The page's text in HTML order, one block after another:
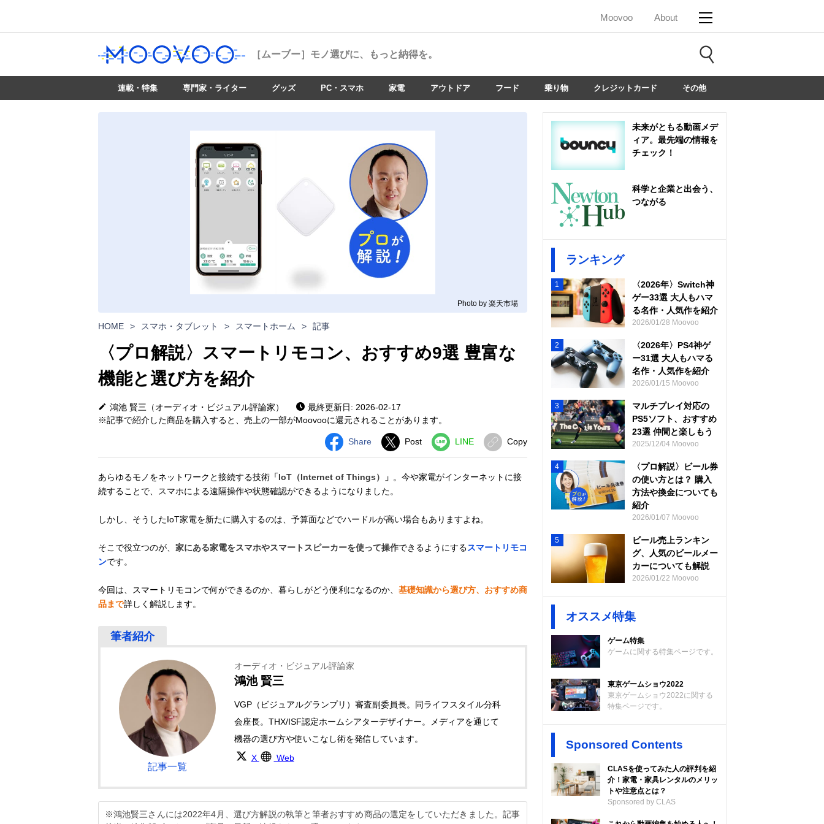
Moovoo About
［ムーブー］ モノ選びに、もっと納得を。
連載・特集 専門家・ライター グッズ PC・スマホ 家電 アウトドア フード 乗り物 クレジットカード その他
Photo by 楽天市場
HOME > スマホ・タブレット > スマートホーム > 記事
〈プロ解説〉スマートリモコン、おすすめ9選 豊富な
機能と選び方を紹介
鴻池 賢三（オーディオ・ビジュアル評論家）
最終更新日: 2026-02-17
※記事で紹介した商品を購入すると、売上の一部がMoovooに還元されることがあります。
Share Post LINE Copy
あらゆるモノをネットワークと接続する技術「IoT（Internet of Things）」 。今や家電がインターネットに接
続することで、スマホによる遠隔操作や状態確認ができるようになりました。
しかし、そうしたIoT家電を新たに購入するのは、予算面などでハードルが高い場合もありますよね。
そこで役立つのが、 家にある家電をスマホやスマートスピーカーを使って操作できるようにするスマートリモコ
ンです。
今回は、スマートリモコンで何ができるのか、暮らしがどう便利になるのか、 基礎知識から選び方、おすすめ商
品まで詳しく解説します。
記事一覧
オーディオ・ビジュアル評論家
鴻池 賢三
VGP（ビジュアルグランプリ）審査副委員長。同ライフスタイル分科
会座長。THX/ISF認定ホームシアターデザイナー。メディアを通じて
機器の選び方や使いこなし術を発信しています。
X
Web
※鴻池賢三さんには2022年4月、選び方解説の執筆と筆者おすすめ商品の選定をしていただきました。記事
未来がともる動画メデ
ィア。最先端の情報を
チェック！
科学と企業と出会う、
つながる
ランキング
1
〈2026年〉Switch神
ゲー33選 大人もハマ
る名作・人気作を紹介
2026/01/28 Moovoo
2
〈2026年〉PS4神ゲ
ー31選 大人もハマる
名作・人気作を紹介
2026/01/15 Moovoo
3
マルチプレイ対応の
PS5ソフト、おすすめ
23選 仲間と楽しもう
2025/12/04 Moovoo
4
〈プロ解説〉ビール券
の使い方とは？ 購入
方法や換金についても
紹介
2026/01/07 Moovoo
5
ビール売上ランキン
グ、人気のビールメー
カーについても解説
2026/01/22 Moovoo
オススメ特集
ゲーム特集
ゲームに関する特集ページです。
東京ゲームショウ2022
東京ゲームショウ2022に関する
特集ページです。
Sponsored Contents
CLASを使ってみた人の評判を紹
介！家電・家具レンタルのメリッ
トや注意点とは？
Sponsored by CLAS